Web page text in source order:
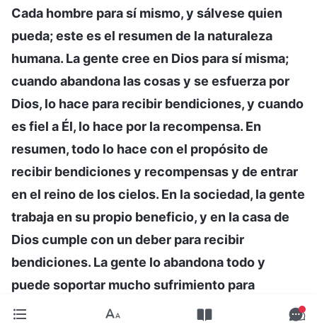
Cada hombre para sí mismo, y sálvese quien
pueda; este es el resumen de la naturaleza
humana. La gente cree en Dios para sí misma;
cuando abandona las cosas y se esfuerza por
Dios, lo hace para recibir bendiciones, y cuando
es fiel a Él, lo hace por la recompensa. En
resumen, todo lo hace con el propósito de
recibir bendiciones y recompensas y de entrar
en el reino de los cielos. En la sociedad, la gente
trabaja en su propio beneficio, y en la casa de
Dios cumple con un deber para recibir
bendiciones. La gente lo abandona todo y
puede soportar mucho sufrimiento para
obtener bendiciones. No existe mejor prueba de